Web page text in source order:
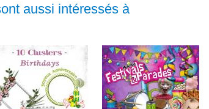
aussi intéressés à